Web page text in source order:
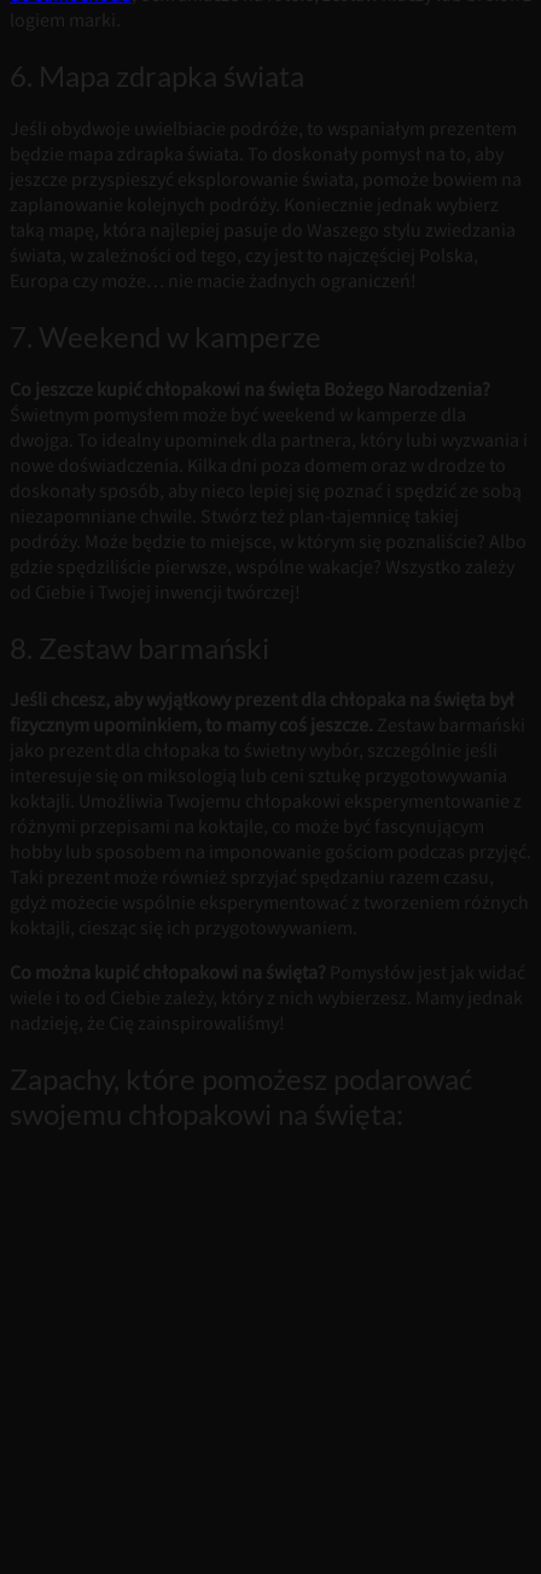
logiem marki.
6. Mapa zdrapka świata
Jeśli obydwoje uwielbiacie podróże, to wspaniałym prezentem
będzie mapa zdrapka świata. To doskonały pomysł na to, aby
jeszcze przyspieszyć eksplorowanie świata, pomoże bowiem na
zaplanowanie kolejnych podróży. Koniecznie jednak wybierz
taką mapę, która najlepiej pasuje do Waszego stylu zwiedzania
świata, w zależności od tego, czy jest to najczęściej Polska,
Europa czy może… nie macie żadnych ograniczeń!
7. Weekend w kamperze
Co jeszcze kupić chłopakowi na święta Bożego Narodzenia?
Świetnym pomysłem może być weekend w kamperze dla
dwojga. To idealny upominek dla partnera, który lubi wyzwania i
nowe doświadczenia. Kilka dni poza domem oraz w drodze to
doskonały sposób, aby nieco lepiej się poznać i spędzić ze sobą
niezapomniane chwile. Stwórz też plan-tajemnicę takiej
podróży. Może będzie to miejsce, w którym się poznaliście? Albo
gdzie spędziliście pierwsze, wspólne wakacje? Wszystko zależy
od Ciebie i Twojej inwencji twórczej!
8. Zestaw barmański
Jeśli chcesz, aby wyjątkowy prezent dla chłopaka na święta był
fizycznym upominkiem, to mamy coś jeszcze. Zestaw barmański
jako prezent dla chłopaka to świetny wybór, szczególnie jeśli
interesuje się on miksologią lub ceni sztukę przygotowywania
koktajli. Umożliwia Twojemu chłopakowi eksperymentowanie z
różnymi przepisami na koktajle, co może być fascynującym
hobby lub sposobem na imponowanie gościom podczas przyjęć.
Taki prezent może również sprzyjać spędzaniu razem czasu,
gdyż możecie wspólnie eksperymentować z tworzeniem różnych
koktajli, ciesząc się ich przygotowywaniem.
Co można kupić chłopakowi na święta? Pomysłów jest jak widać
wiele i to od Ciebie zależy, który z nich wybierzesz. Mamy jednak
nadzieję, że Cię zainspirowaliśmy!
Zapachy, które pomożesz podarować
swojemu chłopakowi na święta: